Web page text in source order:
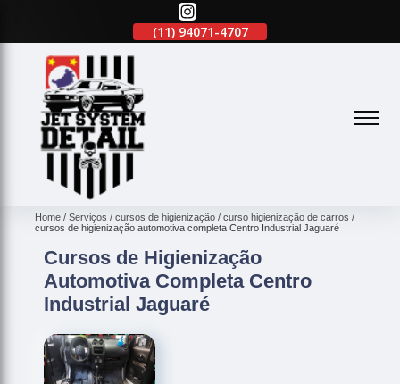
(11) 94071-4707 (11)
Home Serviços cursos de higienização
curso higienização de carros
cursos de higienização automotiva completa Centro Industrial Jaguaré
Cursos de Higienização
Automotiva Completa Centro
Industrial Jaguaré